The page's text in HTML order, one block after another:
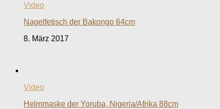
Video
Nagelfetisch der Bakongo 64cm
8. März 2017
Video
Helmmaske der Yoruba, Nigeria/Afrika 88cm